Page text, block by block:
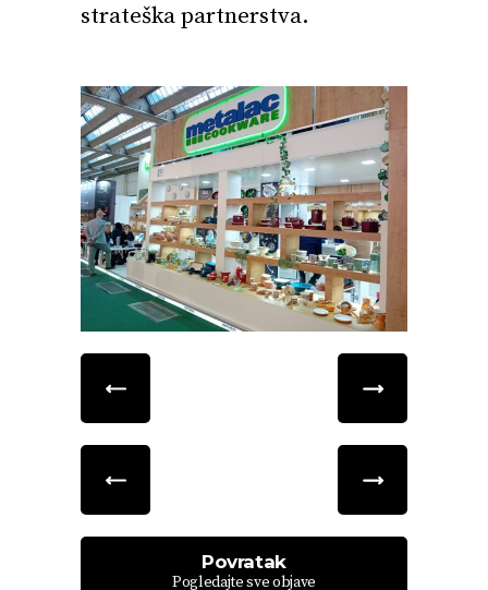
strateška partnerstva.
Povratak
Pogledajte sve objave